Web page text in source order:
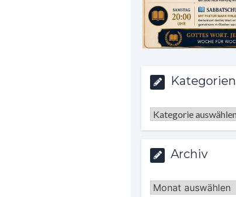
Kategorien
Kategorien
Archiv
Archiv